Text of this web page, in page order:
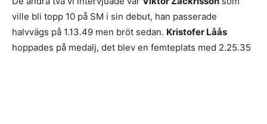
ville bli topp 10 på SM i sin debut, han passerade
halvvägs på 1.13.49 men bröt sedan. Kristofer Låås
hoppades på medalj, det blev en femteplats med 2.25.35